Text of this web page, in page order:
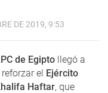
DE 2019, 9:53
de Egipto llegó a
el Ejército
Haftar, que